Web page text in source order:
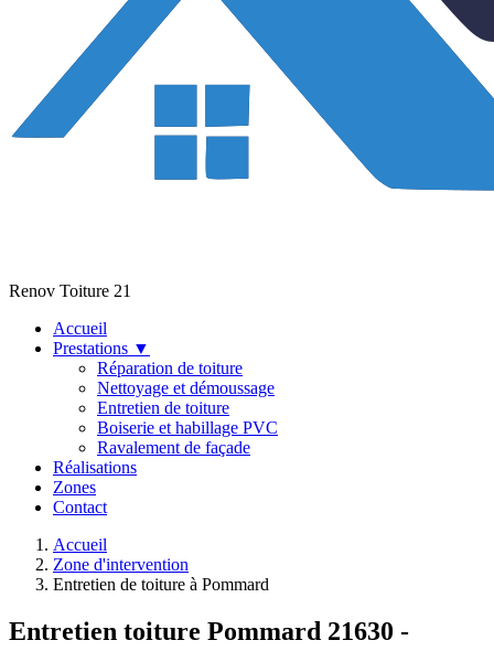
Renov Toiture 21
Accueil
Prestations ▼
Réparation de toiture
Nettoyage et démoussage
Entretien de toiture
Boiserie et habillage PVC
Ravalement de façade
Réalisations
Zones
Contact
Accueil
Zone d'intervention
Entretien de toiture à Pommard
Entretien toiture Pommard 21630 -